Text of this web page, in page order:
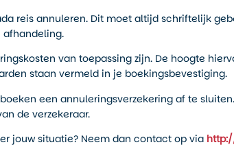
reis annuleren. Dit moet altijd schriftelijk
afhandeling.
van toepassing zijn. De hoogte
staan vermeld in je boekingsbevestiging.
een annuleringsverzekering af te
de verzekeraar.
jouw situatie? Neem dan contact op via